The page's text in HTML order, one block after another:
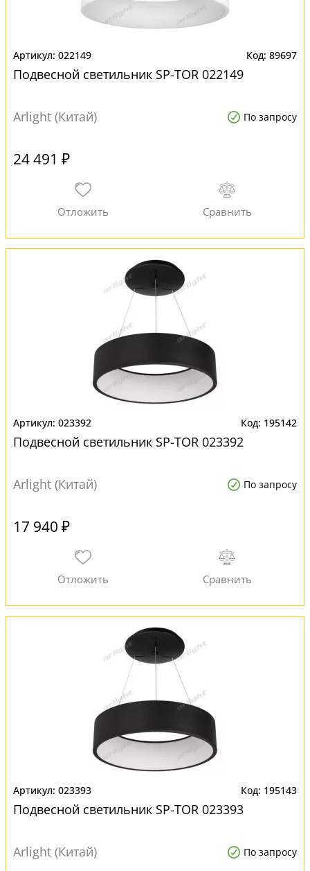
022149 89697
Подвесной светильник SP-TOR 022149
Arlight (Китай) По запросу
24 491 ₽
023392 195142
Подвесной светильник SP-TOR 023392
Arlight (Китай) По запросу
17 940 ₽
023393 195143
Подвесной светильник SP-TOR 023393
Arlight (Китай) По запросу